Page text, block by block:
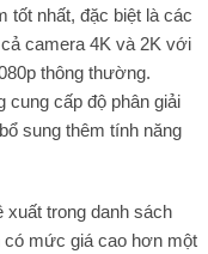
tốt nhất, đặc biệt là các
camera 4K và 2K với
thông thường.
cung cấp độ phân giải
sung thêm tính năng
xuất trong danh sách
có mức giá cao hơn một